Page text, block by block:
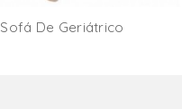
Sofá De Geriátrico